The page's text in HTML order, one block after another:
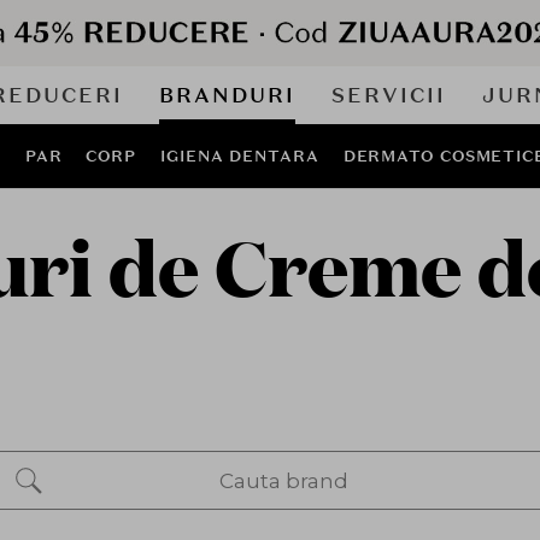
BRANDURI SERVICII
PAR CORP IGIENA DENTARA DERMATO
de Creme